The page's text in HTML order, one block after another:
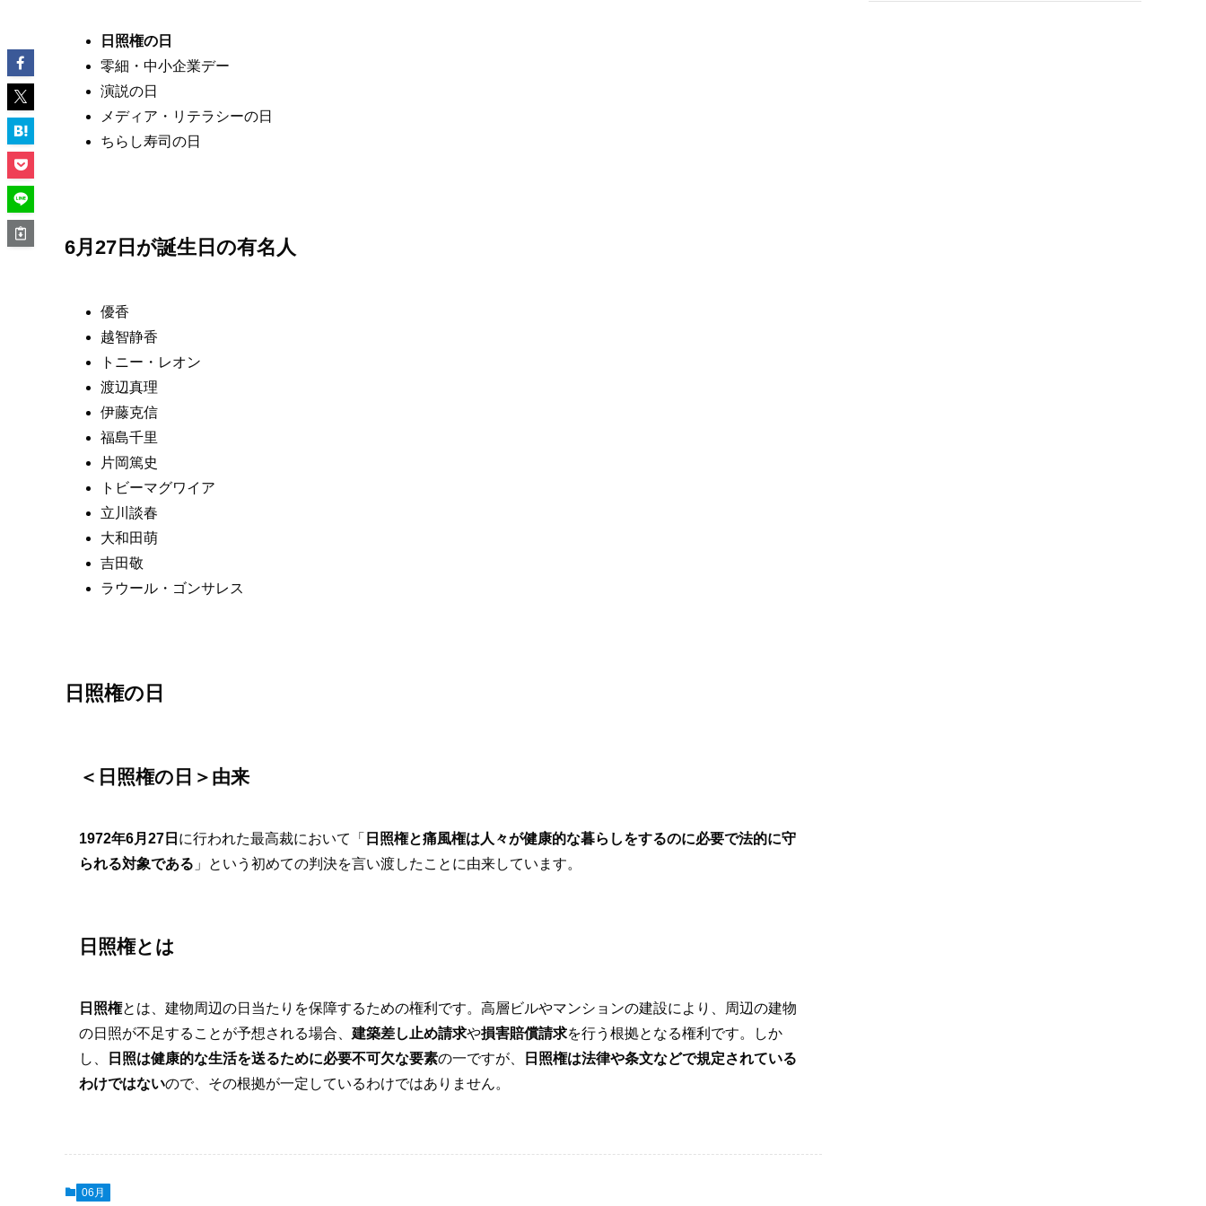
日照権の日
零細・中小企業デー
演説の日
メディア・リテラシーの日
ちらし寿司の日
6月27日が誕生日の有名人
優香
越智静香
トニー・レオン
渡辺真理
伊藤克信
福島千里
片岡篤史
トビーマグワイア
立川談春
大和田萌
吉田敬
ラウール・ゴンサレス
日照権の日
＜日照権の日＞由来
1972年6月27日 に行われた最高裁において「 日照権と痛風権は人々が健康的な暮らしをするのに必要で法的に守
られる対象である 」という初めての判決を言い渡したことに由来しています。
日照権とは
日照権とは、建物周辺の日当たりを保障するための権利です。高層ビルやマンションの建設により、周辺の建物
の日照が不足することが予想される場合、 建築差し止め請求や損害賠償請求を行う根拠となる権利です。しか
し、
日照は健康的な生活を送るために必要不可欠な要素の一ですが、
日照権は法律や条文などで規定されている
わけではないので、その根拠が一定しているわけではありません。
06月